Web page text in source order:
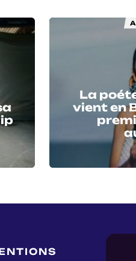
La
vient en